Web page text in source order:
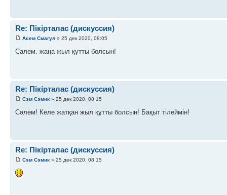
Re: Пікірталас (дискуссия)
Асем Смагул » 25 дек 2020, 08:05
Салем. жаңа жыл құтты болсын!
Re: Пікірталас (дискуссия)
Сэм Сэмик » 25 дек 2020, 08:15
Сәлем! Келе жатқан жыл құтты болсын! Бақыт тілеймін!
Re: Пікірталас (дискуссия)
Сэм Сэмик » 25 дек 2020, 08:15